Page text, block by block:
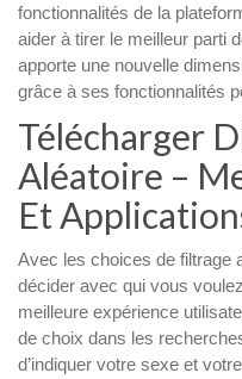
fonctionnalités de la
aider à tirer le meilleur parti
apporte une nouvelle
grâce à ses fonctionnalités
Télécharger
Aléatoire –
Et
Avec les choices de filtrage
décider avec qui vous
meilleure expérience
de choix dans les
d’indiquer votre sexe et